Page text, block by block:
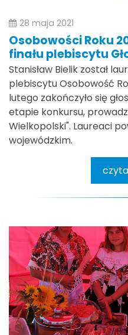
28 maja 2021
Osobowości Roku
finału plebiscytu
Stanisław Bielik został
plebiscytu Osobowość
lutego zakończyło się
etapie konkursu,
Wielkopolski". Laureaci
wojewódzkim.